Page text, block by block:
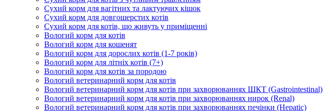
Сухий корм для вагітних та лактуючих кішок
Сухий корм для довгошерстих котів
Сухий корм для котів, що живуть у приміщенні
Вологий корм для котів
Вологий корм для кошенят
Вологий корм для дорослих котів (1-7 років)
Вологий корм для літніх котів (7+)
Вологий корм для котів за породою
Вологий ветеринарний корм для котів
Вологий ветеринарний корм для котів при захворюваннях ШКТ (Gastrointestinal)
Вологий ветеринарний корм для котів при захворюваннях нирок (Renal)
Вологий ветеринарний корм для котів при захворюваннях печінки (Hepatic)